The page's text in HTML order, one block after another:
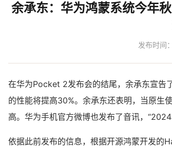
余承东：华为鸿蒙系统今年
发布时间
在华为Pocket 2发布会的结尾，余承东宣告
的性能将提高30%。余承东还表明，当原生
高。华为手机官方微博也发布了音讯，“2024
依据此前发布的信息，根据开源鸿蒙开发的